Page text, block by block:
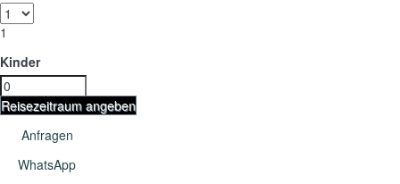
1
Kinder
Reisezeitraum angeben
Anfragen
WhatsApp